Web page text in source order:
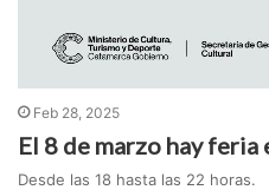
Feb 28, 2025
El 8 de marzo hay feria
Desde las 18 hasta las 22 horas.